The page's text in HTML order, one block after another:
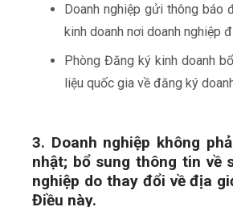
Doanh nghiệp gửi thông báo
kinh doanh nơi doanh nghiệp
Phòng Đăng ký kinh doanh
liệu quốc gia về đăng ký
3. Doanh nghiệp không
nhật; bổ sung thông tin về
nghiệp do thay đổi về địa
Điều này.